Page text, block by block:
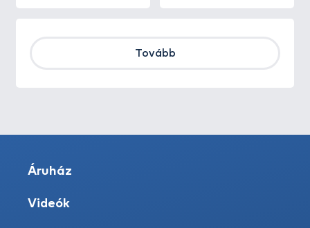
Tovább
Áruház
Videók